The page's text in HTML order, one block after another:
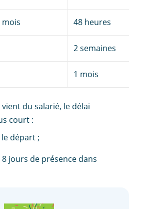
mois 48 heures
2 semaines
1 mois
du salarié, le délai
court :
départ ;
jours de présence dans